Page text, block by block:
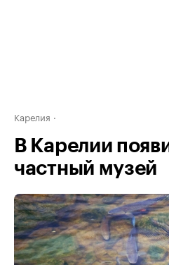
Карелия
В Карелии
частный музей